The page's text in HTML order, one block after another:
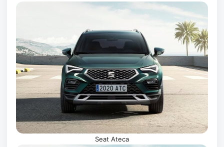
Seat Ateca